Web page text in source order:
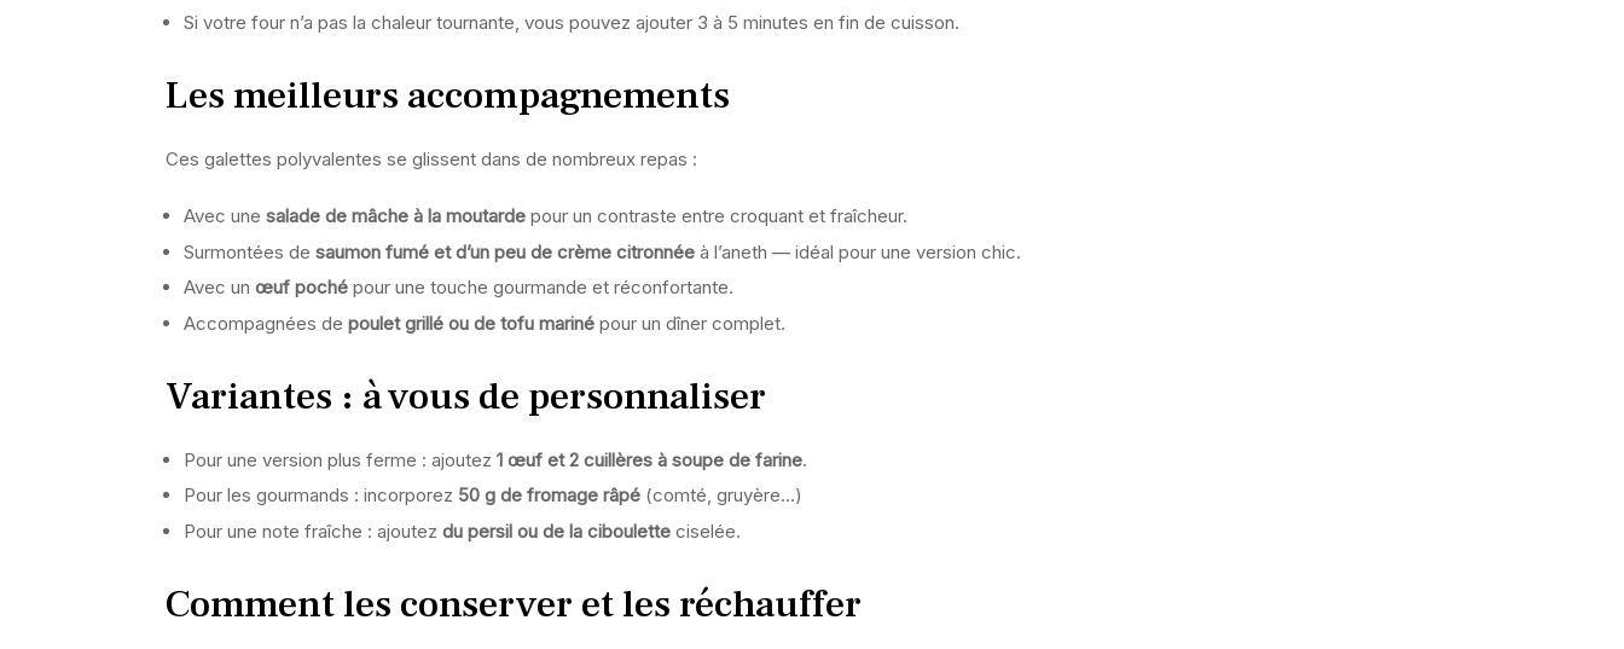
Si votre four n’a pas la chaleur tournante, vous pouvez ajouter 3 à 5 minutes en fin de cuisson.
Les meilleurs accompagnements
Ces galettes polyvalentes se glissent dans de nombreux repas :
Avec une salade de mâche à la moutarde pour un contraste entre croquant et fraîcheur.
Surmontées de saumon fumé et d’un peu de crème citronnée à l’aneth — idéal pour une version chic.
Avec un œuf poché pour une touche gourmande et réconfortante.
Accompagnées de poulet grillé ou de tofu mariné pour un dîner complet.
Variantes : à vous de personnaliser
Pour une version plus ferme : ajoutez 1 œuf et 2 cuillères à soupe de farine.
Pour les gourmands : incorporez 50 g de fromage râpé (comté, gruyère…)
Pour une note fraîche : ajoutez du persil ou de la ciboulette ciselée.
Comment les conserver et les réchauffer